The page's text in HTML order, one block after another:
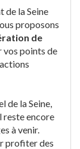
de la Seine
proposons
de
vos points de
de la Seine,
reste encore
à venir.
profiter des